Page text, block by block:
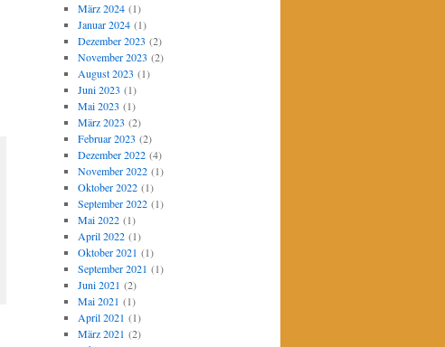
März 2024(1)
Januar 2024(1)
Dezember 2023 (2)
November 2023 (2)
August 2023 (1)
Juni 2023 (1)
Mai 2023 (1)
März 2023 (2)
Februar 2023 (2)
Dezember 2022(4)
November 2022(1)
Oktober 2022(1)
September 2022(1)
Mai 2022(1)
April 2022(1)
Oktober 2021 (1)
September 2021 (1)
Juni 2021 (2)
Mai 2021 (1)
April 2021 (1)
März 2021 (2)